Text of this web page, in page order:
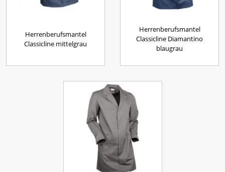
Herrenberufsmantel
Classicline mittelgrau
Herrenberufsmantel
Classicline Diamantino
blaugrau